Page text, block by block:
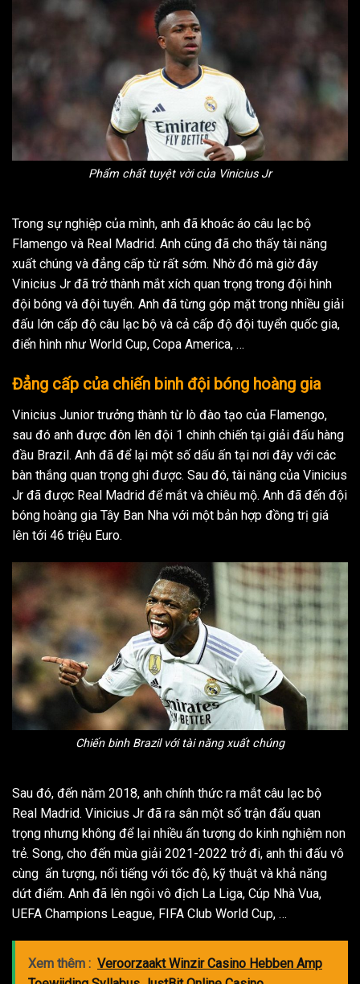
Phẩm chất tuyệt vời của Vinicius Jr
Trong sự nghiệp của mình, anh đã khoác áo câu lạc bộ
Flamengo và Real Madrid. Anh cũng đã cho thấy tài năng
xuất chúng và đẳng cấp từ rất sớm. Nhờ đó mà giờ đây
Vinicius Jr đã trở thành mắt xích quan trọng trong đội hình
đội bóng và đội tuyển. Anh đã từng góp mặt trong nhiều giải
đấu lớn cấp độ câu lạc bộ và cả cấp độ đội tuyển quốc gia,
điển hình như World Cup, Copa America, …
Đẳng cấp của chiến binh đội bóng hoàng gia
Vinicius Junior trưởng thành từ lò đào tạo của Flamengo,
sau đó anh được đôn lên đội 1 chinh chiến tại giải đấu hàng
đầu Brazil. Anh đã để lại một số dấu ấn tại nơi đây với các
bàn thắng quan trọng ghi được. Sau đó, tài năng của Vinicius
Jr đã được Real Madrid để mắt và chiêu mộ. Anh đã đến đội
bóng hoàng gia Tây Ban Nha với một bản hợp đồng trị giá
lên tới 46 triệu Euro.
Chiến binh Brazil với tài năng xuất chúng
Sau đó, đến năm 2018, anh chính thức ra mắt câu lạc bộ
Real Madrid. Vinicius Jr đã ra sân một số trận đấu quan
trọng nhưng không để lại nhiều ấn tượng do kinh nghiệm non
trẻ. Song, cho đến mùa giải 2021-2022 trở đi, anh thi đấu vô
cùng ấn tượng, nổi tiếng với tốc độ, kỹ thuật và khả năng
dứt điểm. Anh đã lên ngôi vô địch La Liga, Cúp Nhà Vua,
UEFA Champions League, FIFA Club World Cup, …
Xem thêm : Veroorzaakt Winzir Casino Hebben Amp